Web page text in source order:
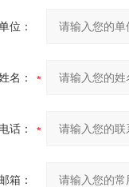
位：
名：
话：
箱：